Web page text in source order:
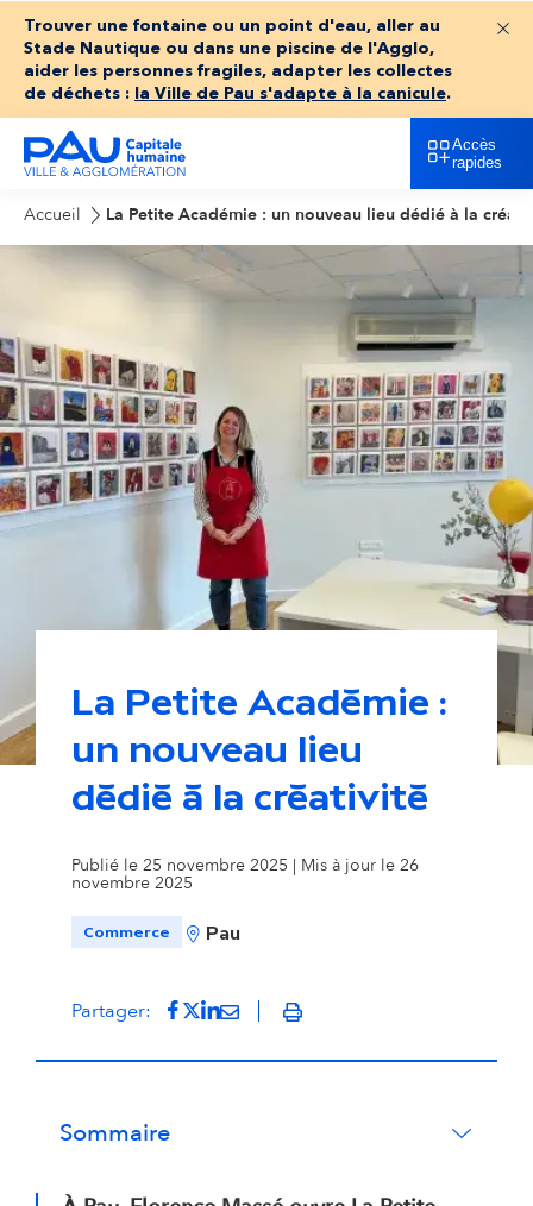
Trouver une fontaine ou un point d'eau, aller au
Stade Nautique ou dans une piscine de l'Agglo,
aider les personnes fragiles, adapter les collectes
de déchets :
la Ville de Pau s'adapte à la canicule.
Accès
rapides
Accueil La Petite Académie : un nouveau lieu dédié à la
La Petite Académie :
un nouveau lieu
dédié à la créativité
Publié le 25 novembre 2025 | Mis à jour le 26
novembre 2025
Commerce Pau
Partager: Partager sur Facebook
(s'ouvre dans un nouvel onglet)
Partager sur Twitter
(s'ouvre dans un nouvel onglet)
Partager sur LinkedIn
(s'ouvre dans un nouvel onglet)
Partager par mail
(s'ouvre dans un nouvel
Imprimer
Sommaire